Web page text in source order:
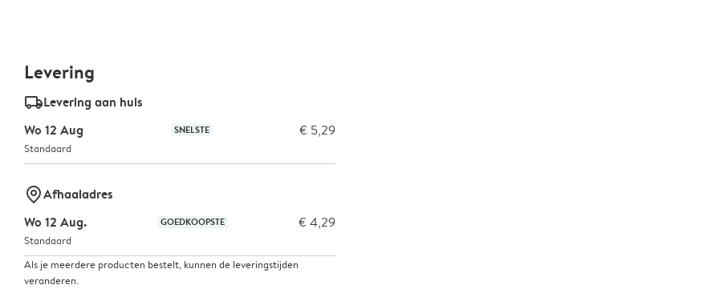
Levering
delivery_standard_v2Levering aan huis
Wo 12 Aug
SNELSTE € 5,29
Standaard
marker-pinAfhaaladres
Wo 12 Aug.
GOEDKOOPSTE € 4,29
Standaard
Als je meerdere producten bestelt, kunnen de leveringstijden
veranderen.